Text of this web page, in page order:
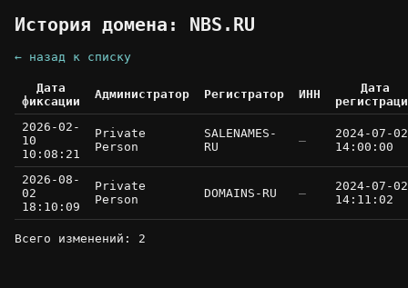
История домена: NBS.RU
← назад к списку
Дата
фиксации
Администратор Регистратор ИНН
Дата
2026-02-
10
10:08:21
Private
Person
SALENAMES-
RU
—
2024-07-02
14:00:00
2026-08-
02
18:10:09
Private
Person
DOMAINS-RU —
2024-07-02
14:11:02
Всего изменений: 2